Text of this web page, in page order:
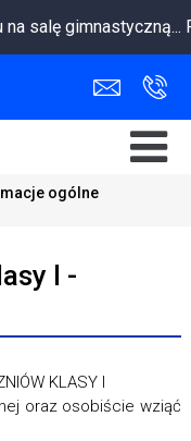
salę gimnastyczną...
ogólne
I -
KLASY I
oraz osobiście wziąć